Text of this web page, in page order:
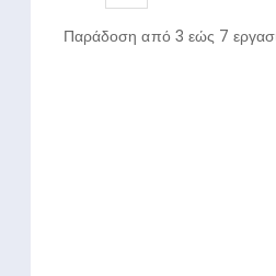
Παράδοση από 3 εώς 7